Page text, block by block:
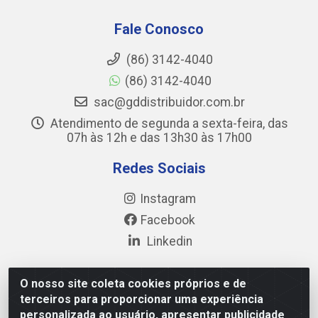
O nosso site coleta cookies próprios e de
terceiros para proporcionar uma experiência
personalizada ao usuário, apresentar publicidade
Fale Conosco
(86) 3142-4040
(86) 3142-4040
sac@gddistribuidor.com.br
Atendimento de segunda a sexta-feira, das
07h às 12h e das 13h30 às 17h00
Redes Sociais
Instagram
Facebook
Linkedin
GD DISTRIBUIDOR DE ALIMENTOS LTDA - Avenida
Prefeito Wall Ferraz, 17777 - Pedra Miuda, Teresina/PI -